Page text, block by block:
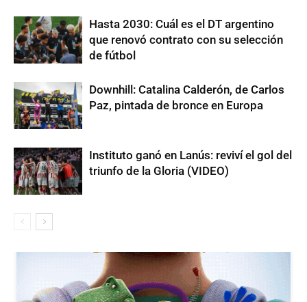
Hasta 2030: Cuál es el DT argentino
que renovó contrato con su selección
de fútbol
Downhill: Catalina Calderón, de Carlos
Paz, pintada de bronce en Europa
Instituto ganó en Lanús: reviví el gol del
triunfo de la Gloria (VIDEO)